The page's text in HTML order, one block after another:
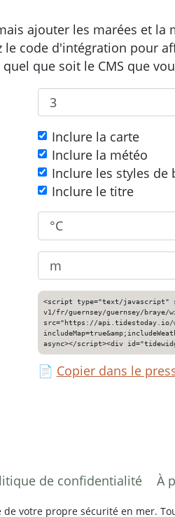
ajouter les marées et
le code d'intégration pour
que soit le CMS que
Inclure la carte
Inclure la météo
Inclure les styles de
Inclure le titre
<script type="text/javascript"
v1/fr/guernsey/guernsey/
src="https://api.tidestoday.io/
async></script><div
📄 Copier dans le
de confidentialité À
votre propre sécurité en mer.